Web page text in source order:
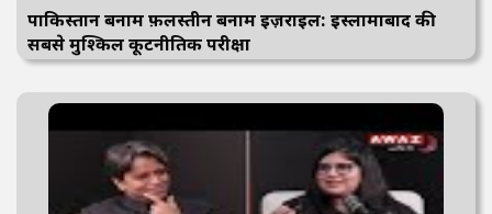
पाकिस्तान बनाम फ़लस्तीन बनाम इज़राइल: इस्लामाबाद की
सबसे मुश्किल कूटनीतिक परीक्षा